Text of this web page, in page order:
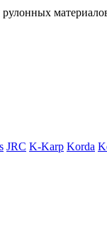
JRC K-Karp Korda